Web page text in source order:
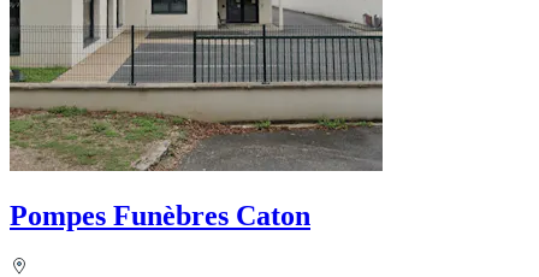
Pompes Funèbres Caton